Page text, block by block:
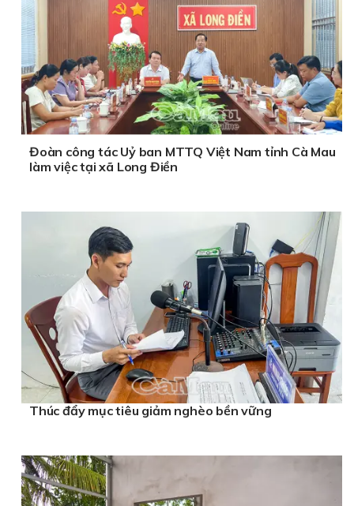
Đoàn công tác Uỷ ban MTTQ Việt Nam tỉnh Cà Mau
làm việc tại xã Long Điền
Thúc đẩy mục tiêu giảm nghèo bền vững